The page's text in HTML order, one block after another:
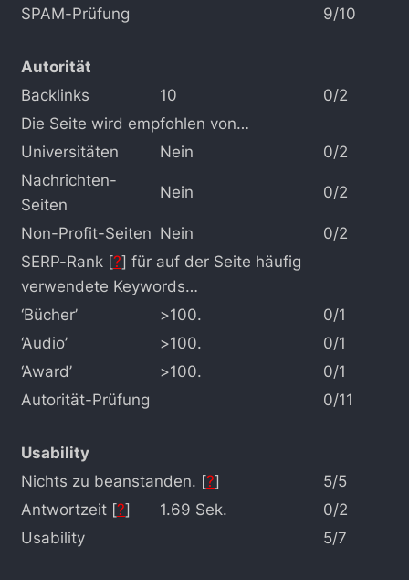
SPAM-Prüfung 9/10
Autorität
Backlinks
10
0/2
Die Seite wird empfohlen von…
Universitäten
Nein
0/2
Nachrichten-
Seiten
Nein 0/2
Non-Profit-Seiten Nein
0/2
SERP-Rank [?] für auf der Seite häufig
verwendete Keywords…
‘Bücher’
>100.
0/1
‘Audio’
>100.
0/1
‘Award’
>100.
0/1
Autorität-Prüfung
0/11
Usability
Nichts zu beanstanden. [?]
5/5
Antwortzeit [?] 1.69 Sek.
0/2
Usability
5/7